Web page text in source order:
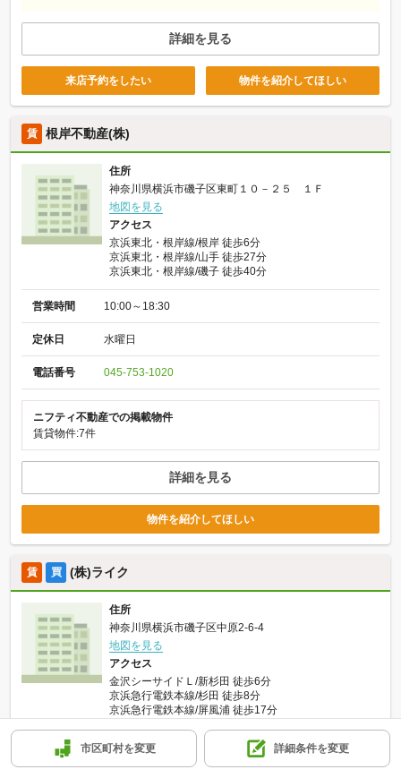
詳細を見る
来店予約をしたい 物件を紹介してほしい
賃 根岸不動産(株)
住所
神奈川県横浜市磯子区東町１０－２５ １Ｆ
地図を見る
アクセス
京浜東北・根岸線/根岸 徒歩6分
京浜東北・根岸線/山手 徒歩27分
京浜東北・根岸線/磯子 徒歩40分
営業時間 10:00～18:30
定休日 水曜日
電話番号 045-753-1020
ニフティ不動産での掲載物件
賃貸物件:7件
詳細を見る
物件を紹介してほしい
賃 買 (株)ライク
住所
神奈川県横浜市磯子区中原2-6-4
地図を見る
アクセス
金沢シーサイドＬ/新杉田 徒歩6分
京浜急行電鉄本線/杉田 徒歩8分
京浜急行電鉄本線/屏風浦 徒歩17分
営業時間 ９：３０～１８：００
市区町村を変更 詳細条件を変更